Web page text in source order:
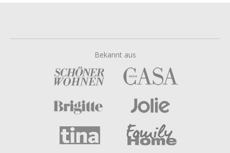
Bekannt aus